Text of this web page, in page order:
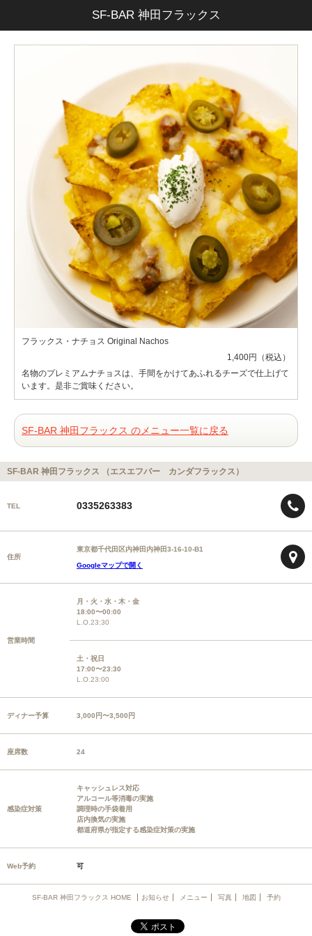
SF-BAR 神田フラックス
フラックス・ナチョス Original Nachos
1,400円（税込）
名物のプレミアムナチョスは、手間をかけてあふれるチーズで仕上げて
います。是非ご賞味ください。
SF-BAR 神田フラックス のメニュー一覧に戻る
SF-BAR 神田フラックス （エスエフバー カンダフラックス）
TEL 0335263383
住所
東京都千代田区内神田内神田3-16-10-B1
Googleマップで開く
営業時間
月・火・水・木・金
18:00〜00:00
L.O.23:30
土・祝日
17:00〜23:30
L.O.23:00
ディナー予算 3,000円〜3,500円
座席数 24
感染症対策
キャッシュレス対応
アルコール等消毒の実施
調理時の手袋着用
店内換気の実施
都道府県が指定する感染症対策の実施
Web予約 可
SF-BAR 神田フラックス HOME お知らせ メニュー 写真 地図 予約